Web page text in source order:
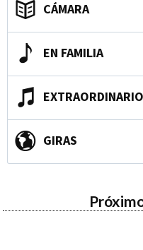
CÁMARA
EN FAMILIA
GIRAS